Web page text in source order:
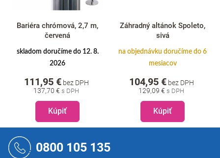
Bariéra chrómová, 2,7 m,
červená
skladom doručíme do 12. 8.
2026
137,70 €
111,95 €bez DPH
Kúpiť
Záhradný altánok Spoleto,
sivá
na objednávku doručíme do 6
mesiacov
129,09 €
104,95 €bez DPH
Kúpiť
0800 105 135